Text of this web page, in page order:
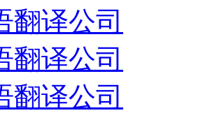
翻译公司
翻译公司
翻译公司